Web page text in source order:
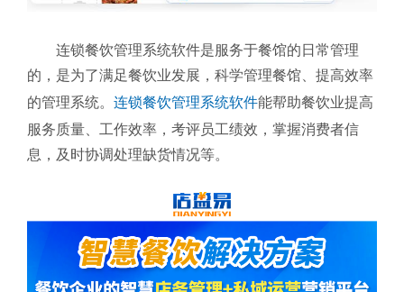
连锁餐饮管理系统软件是服务于餐馆的日常管理
的，是为了满足餐饮业发展，科学管理餐馆、提高效率
的管理系统。 连锁餐饮管理系统软件能帮助餐饮业提高
服务质量、工作效率，考评员工绩效，掌握消费者信
息，及时协调处理缺货情况等。